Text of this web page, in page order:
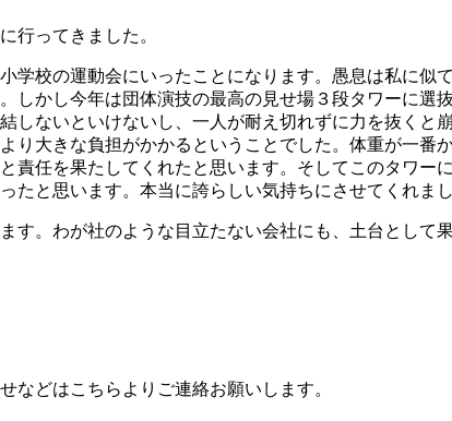
行ってきました。
学校の運動会にいったことになります。愚息は私に
しかし今年は団体演技の最高の見せ場３段タワーに
しないといけないし、一人が耐え切れずに力を抜く
り大きな負担がかかるということでした。体重が一
責任を果たしてくれたと思います。そしてこのタワ
たと思います。本当に誇らしい気持ちにさせてくれまし
す。わが社のような目立たない会社にも、土台として
などはこちらよりご連絡お願いします。